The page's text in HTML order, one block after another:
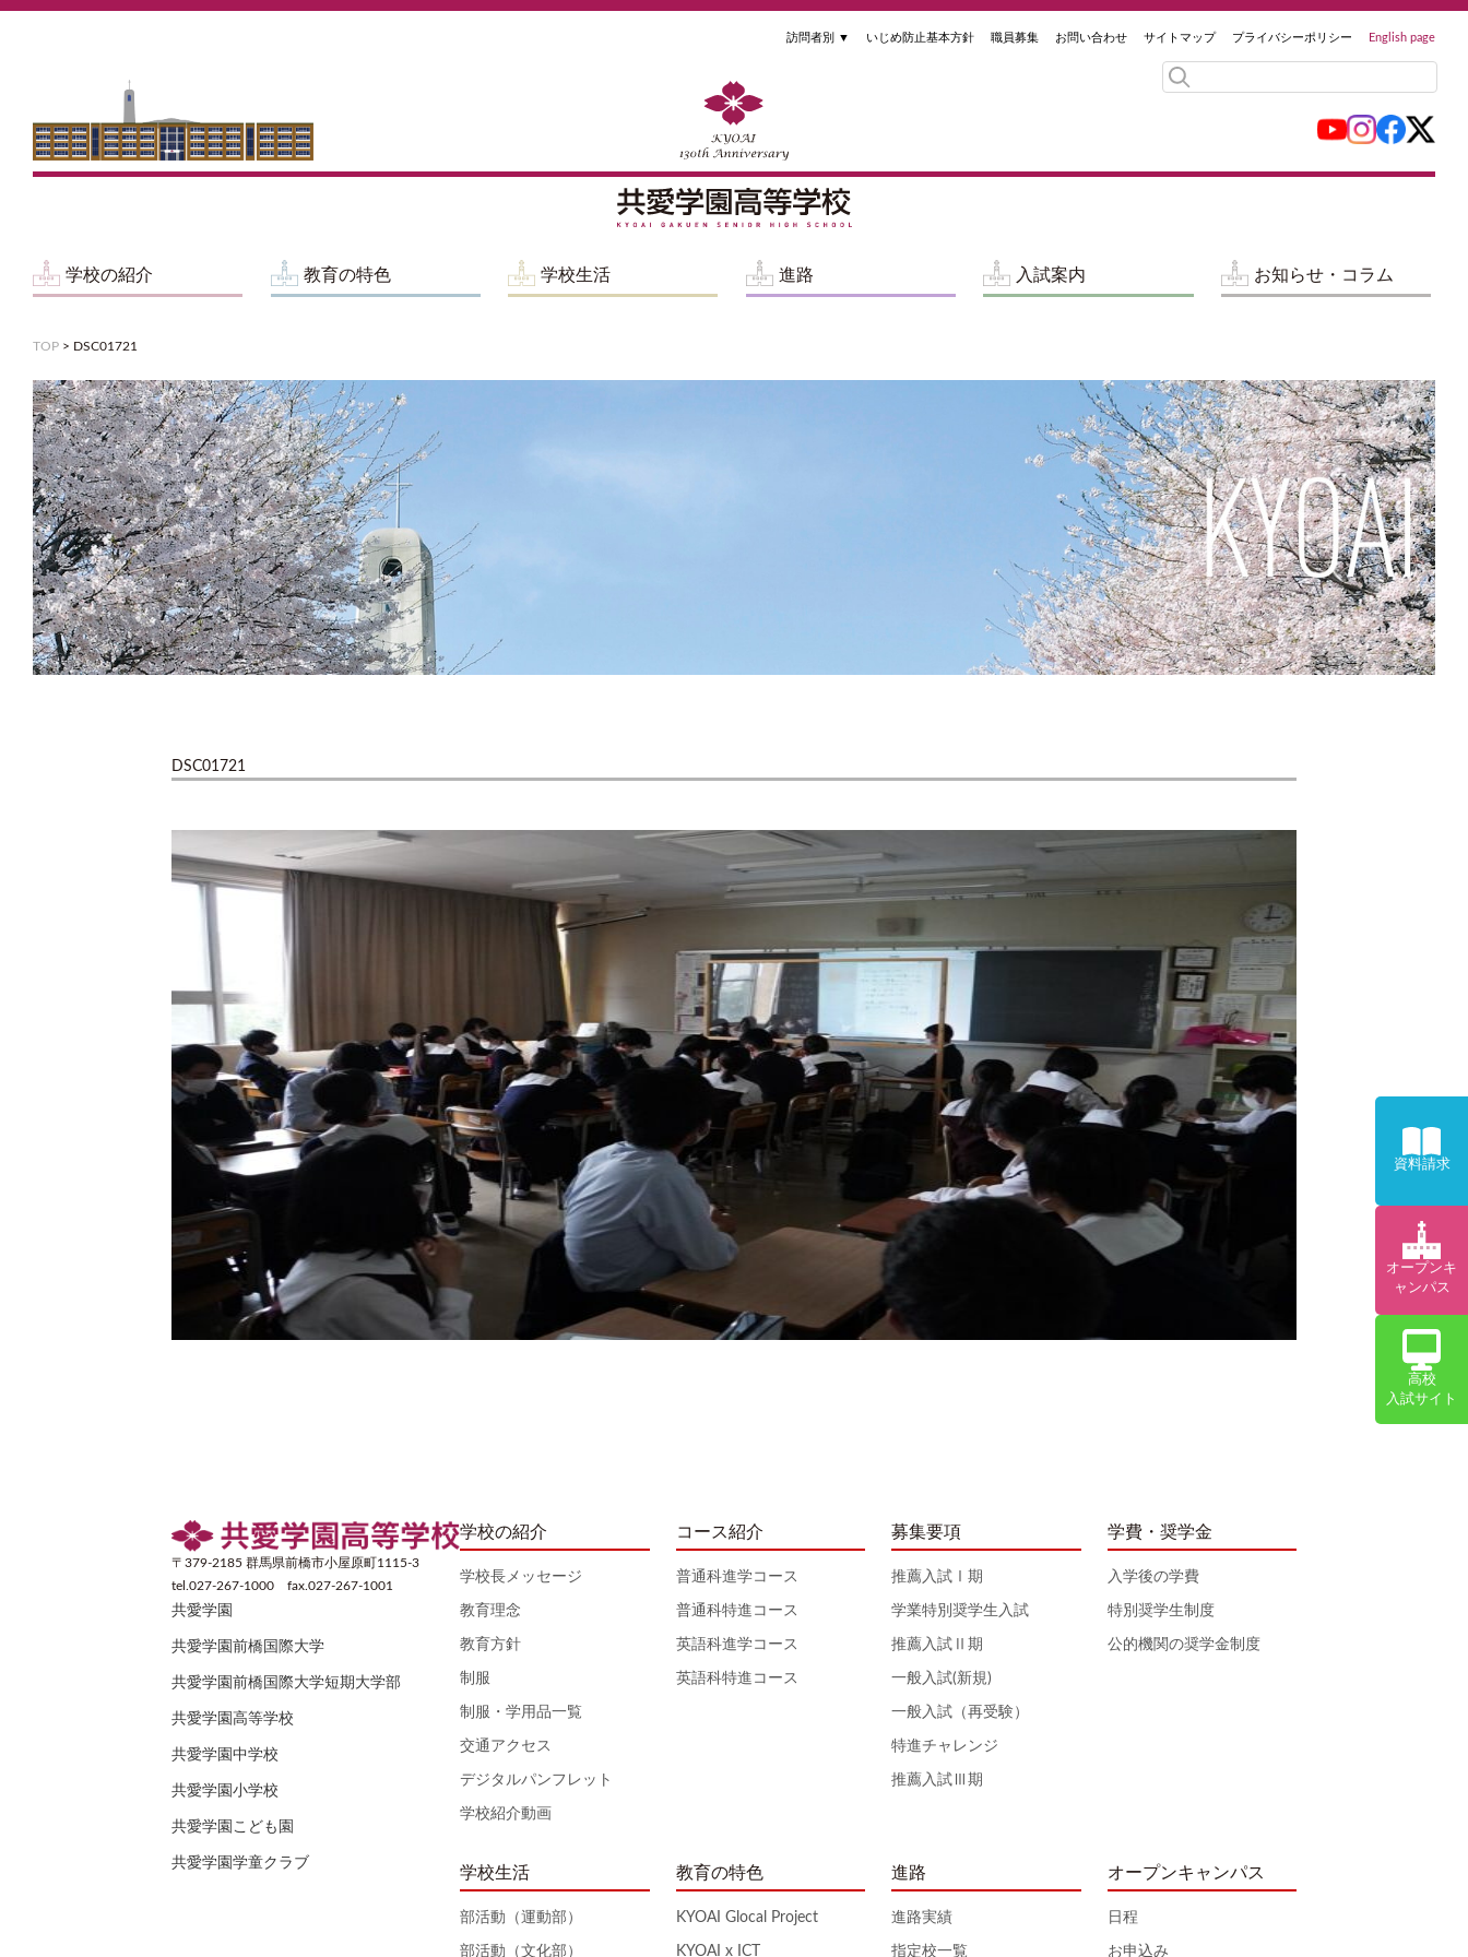
訪問者別 ▼ いじめ防止基本方針 職員募集 お問い合わせ サイトマップ プライバシーポリシー English page
学校の紹介 教育の特色 学校生活 進路 入試案内 お知らせ・コラム
TOP > DSC01721
DSC01721
〒379-2185 群馬県前橋市小屋原町1115-3
tel.027-267-1000 fax.027-267-1001
共愛学園
共愛学園前橋国際大学
共愛学園前橋国際大学短期大学部
共愛学園高等学校
共愛学園中学校
共愛学園小学校
共愛学園こども園
共愛学園学童クラブ
学校の紹介
学校長メッセージ
教育理念
教育方針
制服
制服・学用品一覧
交通アクセス
デジタルパンフレット
学校紹介動画
学校生活
部活動（運動部）
部活動（文化部）
コース紹介
普通科進学コース
普通科特進コース
英語科進学コース
英語科特進コース
教育の特色
KYOAI Glocal Project
KYOAI x ICT
募集要項
推薦入試Ⅰ期
学業特別奨学生入試
推薦入試Ⅱ期
一般入試(新規)
一般入試（再受験）
特進チャレンジ
推薦入試Ⅲ期
進路
進路実績
指定校一覧
学費・奨学金
入学後の学費
特別奨学生制度
公的機関の奨学金制度
オープンキャンパス
日程
お申込み
資料請求
オープンキ
ャンパス
高校
入試サイト